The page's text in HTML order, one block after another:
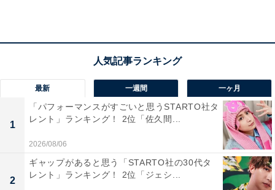
神奈川県の県庁所在地であり、政令指定都市です。港町
として発展し、異国情緒あふれる風景や、みなとみらい
などの近代的な都市景観が特徴。人口が多く、商業施設
やオフィスが集積した中心地としての活気と、山手など
の歴史ある高級住宅街のイメージが重なり、「お金持ち
が多そう」という印象を持つ人が圧倒的に多いようで
す。
最新 一週間 一ヶ月
1
「パフォーマンスがすごいと思うSTARTO社タ
レント」ランキング！ 2位「佐久間...
2026/08/06
2
ギャップがあると思う「STARTO社の30代タ
レント」ランキング！ 2位「ジェシ...